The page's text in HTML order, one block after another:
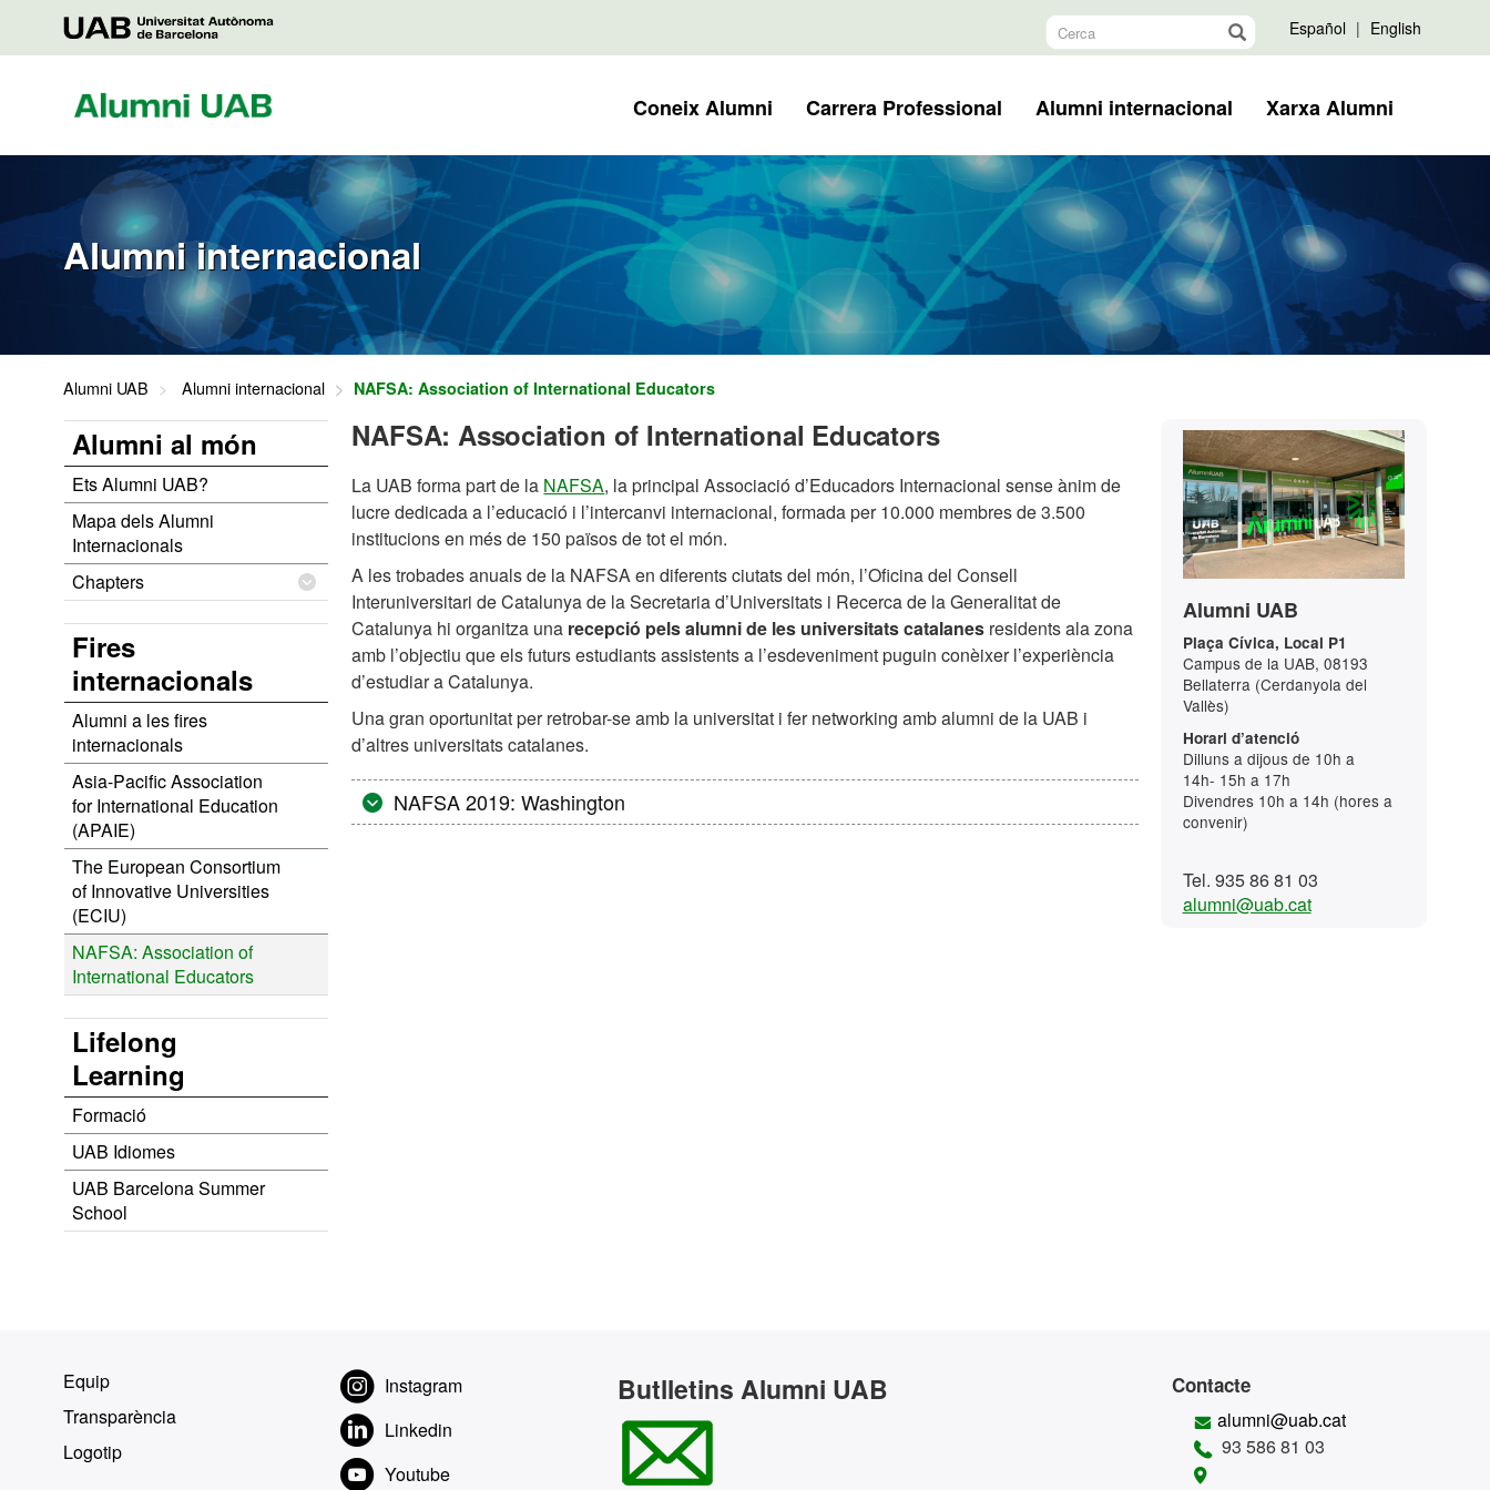
contenidoUAB
Español | English
Coneix Alumni Carrera Professional Alumni internacional Xarxa Alumni
Alumni internacional
Alumni UAB Alumni internacional NAFSA: Association of International Educators
Alumni al món
Ets Alumni UAB?
Mapa dels Alumni
Internacionals
Chapters
Fires
internacionals
Alumni a les fires
internacionals
Asia-Pacific Association
for International Education
(APAIE)
The European Consortium
of Innovative Universities
(ECIU)
NAFSA: Association of
International Educators
Lifelong
Learning
Formació
UAB Idiomes
UAB Barcelona Summer
School
NAFSA: Association of International Educators
La UAB forma part de la NAFSA, la principal Associació d’Educadors Internacional sense ànim de
lucre dedicada a l’educació i l’intercanvi internacional, formada per 10.000 membres de 3.500
institucions en més de 150 països de tot el món.
A les trobades anuals de la NAFSA en diferents ciutats del món, l’Oficina del Consell
Interuniversitari de Catalunya de la Secretaria d’Universitats i Recerca de la Generalitat de
Catalunya hi organitza una recepció pels alumni de les universitats catalanes residents ala zona
amb l’objectiu que els futurs estudiants assistents a l’esdeveniment puguin conèixer l’experiència
d’estudiar a Catalunya.
Una gran oportunitat per retrobar-se amb la universitat i fer networking amb alumni de la UAB i
d’altres universitats catalanes.
NAFSA 2019: Washington
Informació
complementària
Contacte
Alumni UAB
Plaça Cívica, Local P1
Campus de la UAB, 08193
Bellaterra (Cerdanyola del
Vallès)
Horari d’atenció
Dilluns a dijous de 10h a
14h- 15h a 17h
Divendres 10h a 14h (hores a
convenir)
Tel. 935 86 81 03
alumni@uab.cat
Equip
Transparència
Logotip
Instagram
Linkedin
Youtube
Butlletins Alumni UAB Contacte
alumni@uab.cat
93 586 81 03